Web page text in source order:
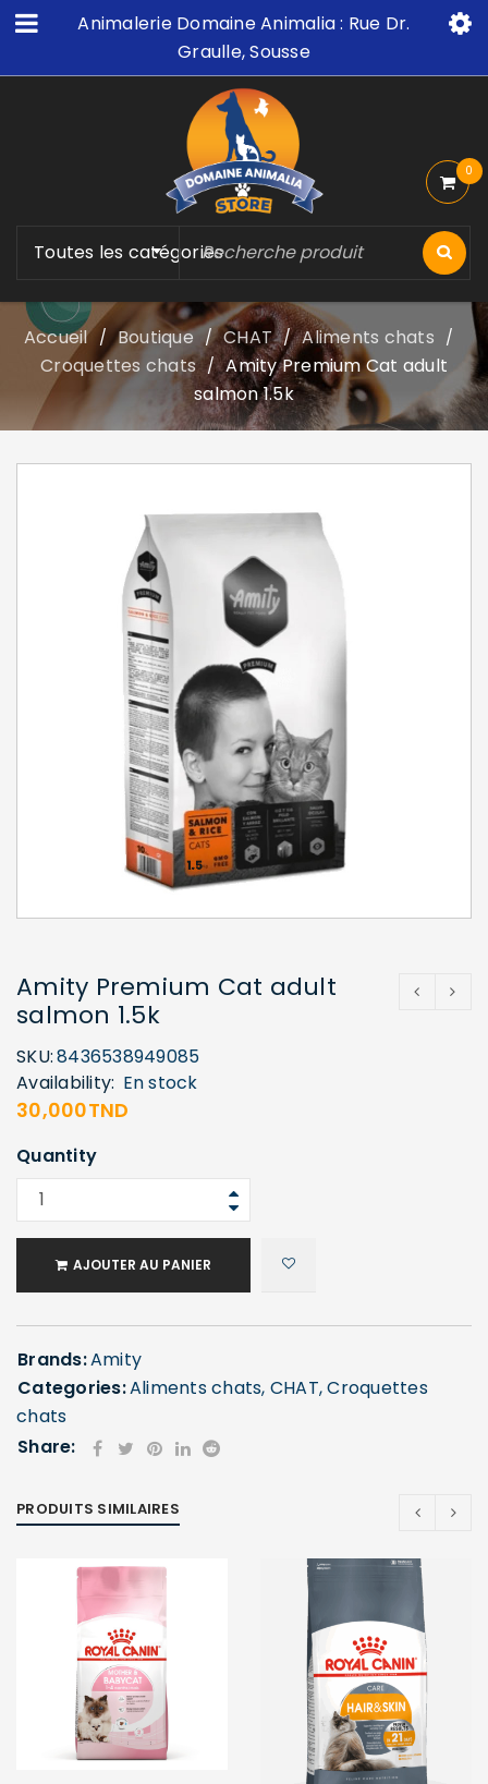
Animalerie Domaine Animalia : Rue Dr.
Graulle, Sousse
Toutes les catégories
0
Accueil / Boutique / CHAT / Aliments chats /
Croquettes chats / Amity Premium Cat adult
salmon 1.5k
Amity Premium Cat adult
salmon 1.5k
SKU:8436538949085
Availability: En stock
30,000TND
Quantity
AJOUTER AU PANIER
Brands:Amity
Categories:Aliments chats, CHAT,Croquettes
chats
Share:
PRODUITS SIMILAIRES